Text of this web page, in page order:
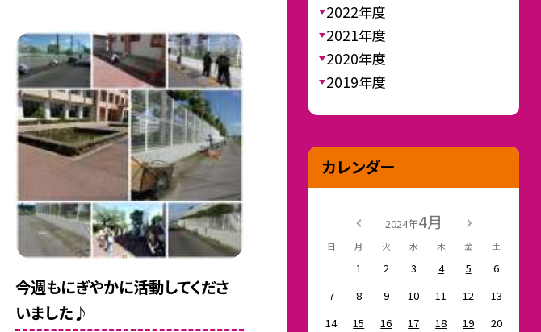
今週もにぎやかに活動してくださ
いました♪
2022年度
2021年度
2020年度
2019年度
カレンダー
2024年4月
日 月 火 水 木 金 土
1 2 3 4 5
6
7
8 9 10 11 12
13
14
15 16 17 18 19
20